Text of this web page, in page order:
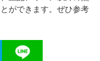
ができます。ぜひ参考